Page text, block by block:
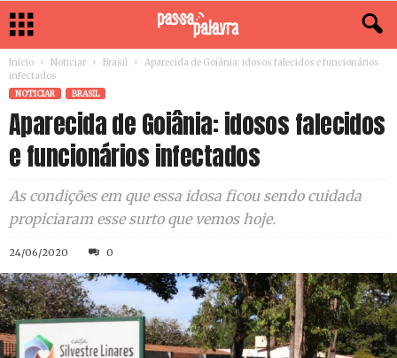
Início Noticiar Brasil
Aparecida de Goiânia: idosos falecidos e funcionários
infectados
NOTICIAR BRASIL
Aparecida de Goiânia: idosos falecidos
e funcionários infectados
As condições em que essa idosa ficou sendo cuidada
propiciaram esse surto que vemos hoje.
24/06/2020 0